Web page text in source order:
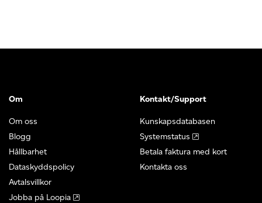
Om
Om oss
Blogg
Hållbarhet
Dataskyddspolicy
Avtalsvillkor
Jobba på Loopia
Kontakt/Support
Kunskapsdatabasen
Systemstatus
Betala faktura med kort
Kontakta oss